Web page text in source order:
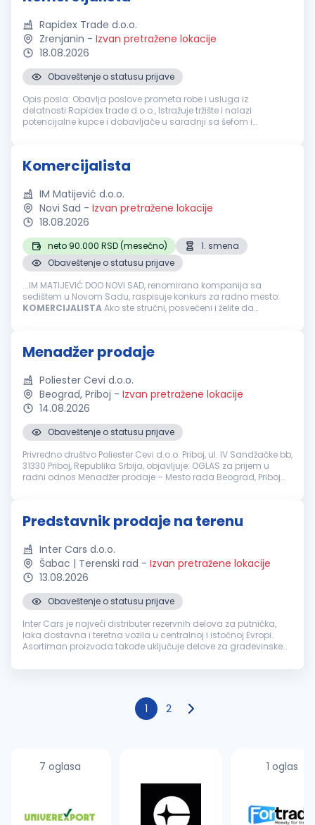
Rapidex Trade d.o.o.
Zrenjanin - Izvan pretražene lokacije
18.08.2026
Obaveštenje o statusu prijave
Opis posla: Obavlja poslove prometa robe i usluga iz
delatnosti Rapidex trade d.o.o., Istražuje tržište i nalazi
potencijalne kupce i dobavljače u saradnji sa šefom i
Komercijalista
IM Matijević d.o.o.
Novi Sad - Izvan pretražene lokacije
18.08.2026
neto 90.000 RSD (mesečno)
1. smena
Obaveštenje o statusu prijave
...IM MATIJEVIĆ DOO NOVI SAD, renomirana kompanija sa
sedištem u Novom Sadu, raspisuje konkurs za radno mesto:
KOMERCIJALISTAAko ste stručni, posvećeni i želite da
Menadžer prodaje
Poliester Cevi d.o.o.
Beograd, Priboj - Izvan pretražene lokacije
14.08.2026
Obaveštenje o statusu prijave
Privredno društvo Poliester Cevi d.o.o. Priboj, ul. IV Sandžačke bb,
31330 Priboj, Republika Srbija, objavljuje: OGLAS za prijem u
radni odnos Menadžer prodaje – Mesto rada Beograd, Priboj
Predstavnik prodaje na terenu
Inter Cars d.o.o.
Šabac | Terenski rad - Izvan pretražene lokacije
13.08.2026
Obaveštenje o statusu prijave
Inter Cars je najveći distributer rezervnih delova za putnička,
laka dostavna i teretna vozila u centralnoj i istočnoj Evropi.
Asortiman proizvoda takođe uključuje delove za građevinske
baterije,...
1 2
7 oglasa 1 oglas